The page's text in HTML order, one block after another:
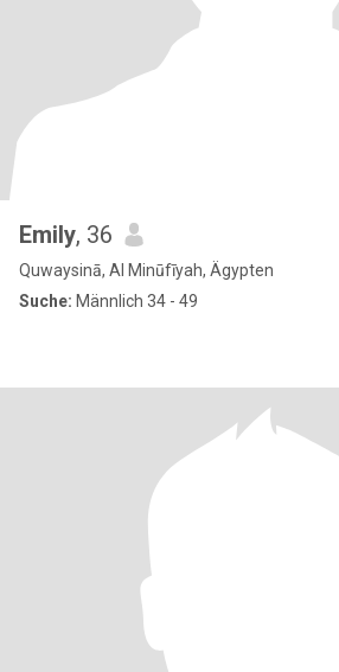
Emily, 36
Quwaysinā, Al Minūfīyah, Ägypten
Suche: Männlich 34 - 49